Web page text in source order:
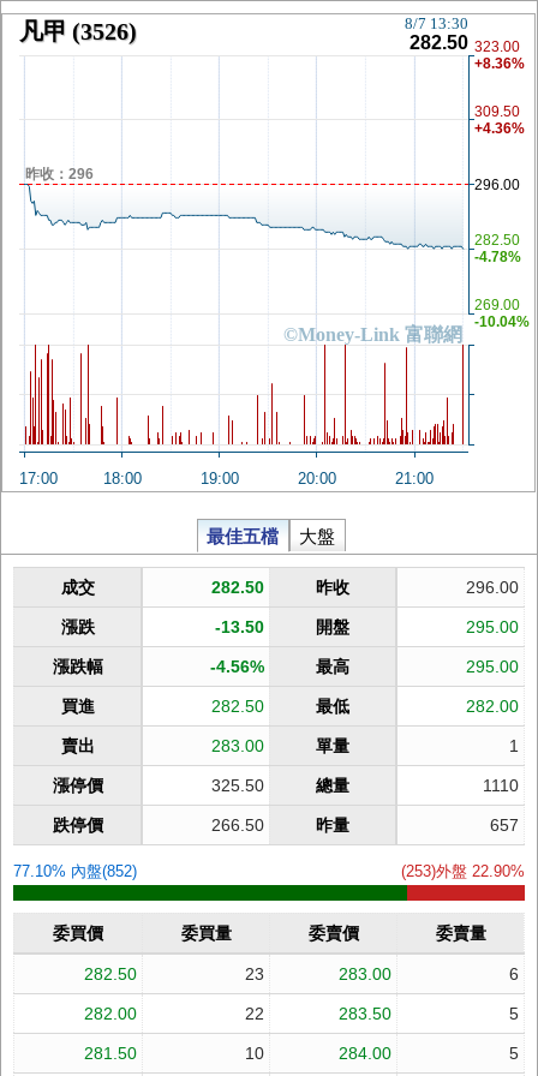
凡甲 (3526)
©Money-Link 富聯網
8/7 13:30
282.50
昨收：296
17:00 18:00 19:00 20:00 21:00
269.00
-10.04%
282.50
-4.78%
296.00
309.50
+4.36%
323.00
+8.36%
最佳五檔 大盤
成交 282.50 昨收 296.00
漲跌 -13.50 開盤 295.00
漲跌幅 -4.56% 最高 295.00
買進 282.50 最低 282.00
賣出 283.00 單量 1
漲停價 325.50 總量 1110
跌停價 266.50 昨量 657
77.10% 內盤(852) (253)外盤 22.90%
委買價 委買量 委賣價 委賣量
282.50 23 283.00 6
282.00 22 283.50 5
281.50 10 284.00 5